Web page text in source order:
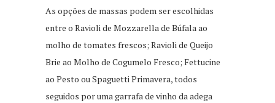
As opções de massas podem ser escolhidas
entre o Ravioli de Mozzarella de Búfala ao
molho de tomates frescos; Ravioli de Queijo
Brie ao Molho de Cogumelo Fresco; Fettucine
ao Pesto ou Spaguetti Primavera, todos
seguidos por uma garrafa de vinho da adega